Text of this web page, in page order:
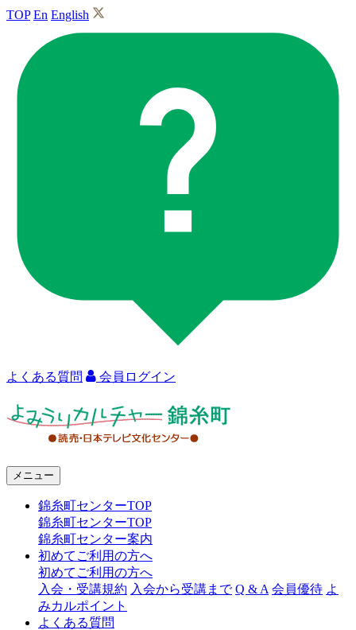
TOP En English
よくある質問 会員ログイン
ャ
メニュー
錦糸町センターTOP
錦糸町センターTOP
錦糸町センター案内
初めてご利用の方へ
初めてご利用の方へ
入会・受講規約 入会から受講まで Q & A 会員優待 よ
みカルポイント
よくある質問